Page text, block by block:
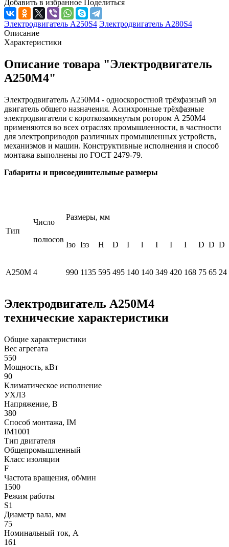
Добавить в избранное Поделиться
Электродвигатель А250S4 Электродвигатель А280S4
Описание
Характеристики
Описание товара "Электродвигатель
А250М4"
Электродвигатель А250M4 - односкоростной трёхфазный эл
двигатель общего назначения. Асинхронные трёхфазные
электродвигатели с короткозамкнутым ротором А 250M4
применяются во всех отраслях промышленности, в частности
для электроприводов различных промышленных устройств,
механизмов и машин. Конструктивные исполнения и способ
монтажа выполнены по ГОСТ 2479-79.
Габариты и присоединительные размеры
Тип
Число
полюсов
Размеры, мм
Iзо Iзз H D I l I I I D D D
А250М 4 990 1135 595 495 140 140 349 420 168 75 65 24
Электродвигатель А250М4
технические характеристики
Общие характеристики
Вес агрегата
550
Мощность, кВт
90
Климатическое исполнение
УХЛ3
Напряжение, В
380
Способ монтажа, IM
IM1001
Тип двигателя
Общепромышленный
Класс изоляции
F
Частота вращения, об/мин
1500
Режим работы
S1
Диаметр вала, мм
75
Номинальный ток, А
161